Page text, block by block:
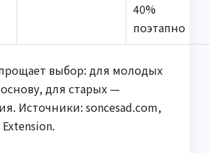
40%
поэтапно
выбор: для молодых
для старых —
Источники: soncesad.com,